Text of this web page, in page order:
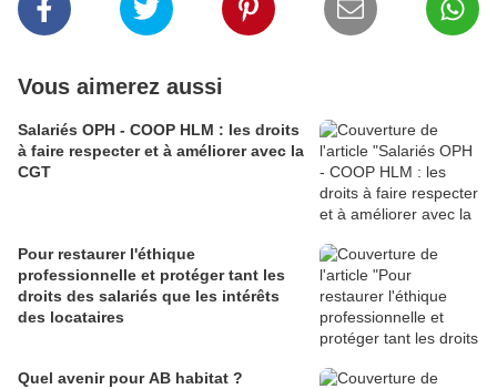
Vous aimerez aussi
Salariés OPH - COOP HLM : les droits
à faire respecter et à améliorer avec la
CGT
Pour restaurer l'éthique
professionnelle et protéger tant les
droits des salariés que les intérêts
des locataires
Quel avenir pour AB habitat ?